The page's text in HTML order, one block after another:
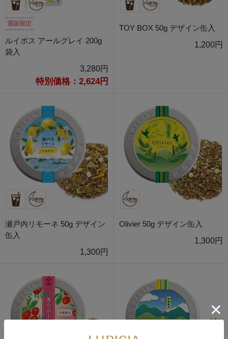
通販限定
ルイボス アールグレイ 200g
袋入
3,280円
特別価格：2,624円
TOY BOX 50g デザイン缶入
1,200円
瀬戸内リモーネ 50g デザイン
缶入
1,300円
Olivier 50g デザイン缶入
1,300円